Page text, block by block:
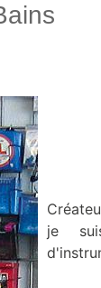
je